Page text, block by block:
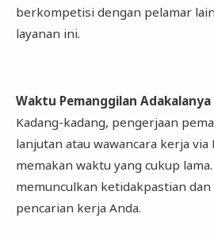
berkompetisi dengan pelamar
layanan ini.
Waktu Pemanggilan Adakalanya
Kadang-kadang, pengerjaan
lanjutan atau wawancara kerja via
memakan waktu yang cukup
memunculkan ketidakpastian
pencarian kerja Anda.